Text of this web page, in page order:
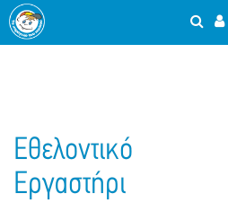
Εθελοντικό
Εργαστήρι